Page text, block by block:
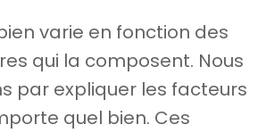
varie en fonction des
qui la composent. Nous
par expliquer les facteurs
quel bien. Ces